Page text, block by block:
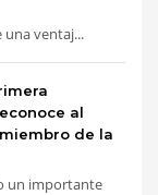
una ventaj...
al
de la
un importante